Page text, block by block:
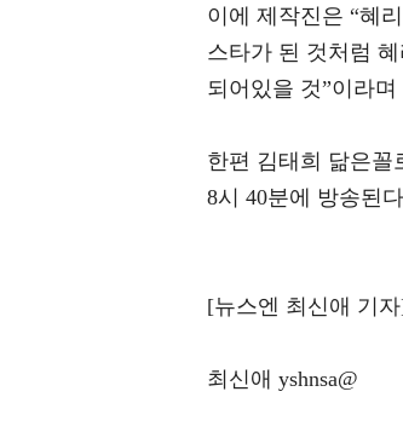
이에 제작진은 “혜
스타가 된 것처럼
되어있을 것”이라
한편 김태희 닮은꼴
8시 40분에 방송된
[뉴스엔 최신애 기
최신애 yshnsa@